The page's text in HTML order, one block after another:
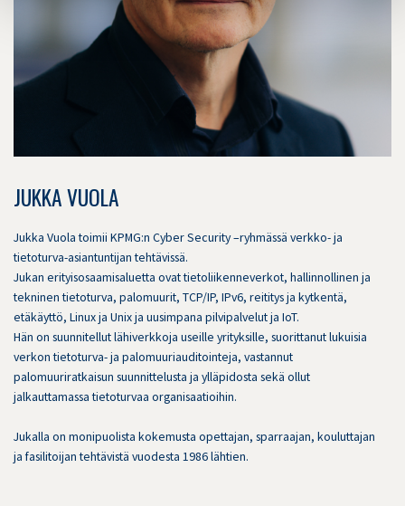
JUKKA VUOLA
Jukka Vuola toimii KPMG:n Cyber Security –ryhmässä verkko- ja
tietoturva-asiantuntijan tehtävissä.
Jukan erityisosaamisaluetta ovat tietoliikenneverkot, hallinnollinen ja
tekninen tietoturva, palomuurit, TCP/IP, IPv6, reititys ja kytkentä,
etäkäyttö, Linux ja Unix ja uusimpana pilvipalvelut ja IoT.
Hän on suunnitellut lähiverkkoja useille yrityksille, suorittanut lukuisia
verkon tietoturva- ja palomuuriauditointeja, vastannut
palomuuriratkaisun suunnittelusta ja ylläpidosta sekä ollut
jalkauttamassa tietoturvaa organisaatioihin.
Jukalla on monipuolista kokemusta opettajan, sparraajan, kouluttajan
ja fasilitoijan tehtävistä vuodesta 1986 lähtien.